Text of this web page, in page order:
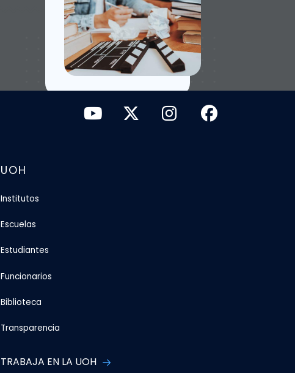
UOH
Institutos
Escuelas
Estudiantes
Funcionarios
Biblioteca
Transparencia
TRABAJA EN LA UOH